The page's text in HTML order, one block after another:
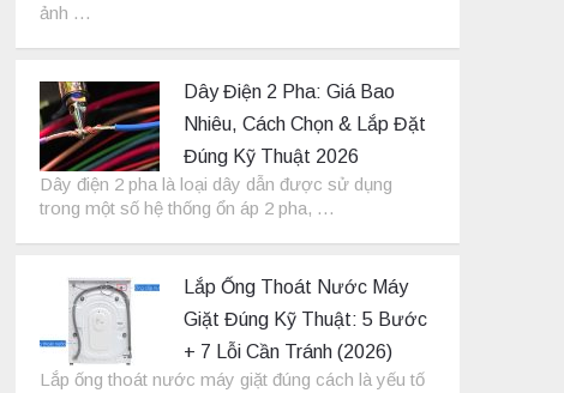
ảnh …
Dây Điện 2 Pha: Giá Bao
Nhiêu, Cách Chọn & Lắp Đặt
Đúng Kỹ Thuật 2026
Dây điện 2 pha là loại dây dẫn được sử dụng
trong một số hệ thống ổn áp 2 pha, …
Lắp Ống Thoát Nước Máy
Giặt Đúng Kỹ Thuật: 5 Bước
+ 7 Lỗi Cần Tránh (2026)
Lắp ống thoát nước máy giặt đúng cách là yếu tố